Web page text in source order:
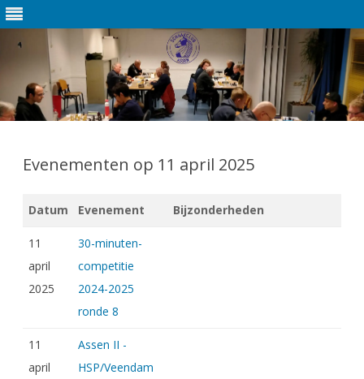
de
inhoud
Evenementen op 11 april 2025
Datum Evenement Bijzonderheden
11
april
2025
30-minuten-
competitie
2024-2025
ronde 8
11
april
Assen II -
HSP/Veendam